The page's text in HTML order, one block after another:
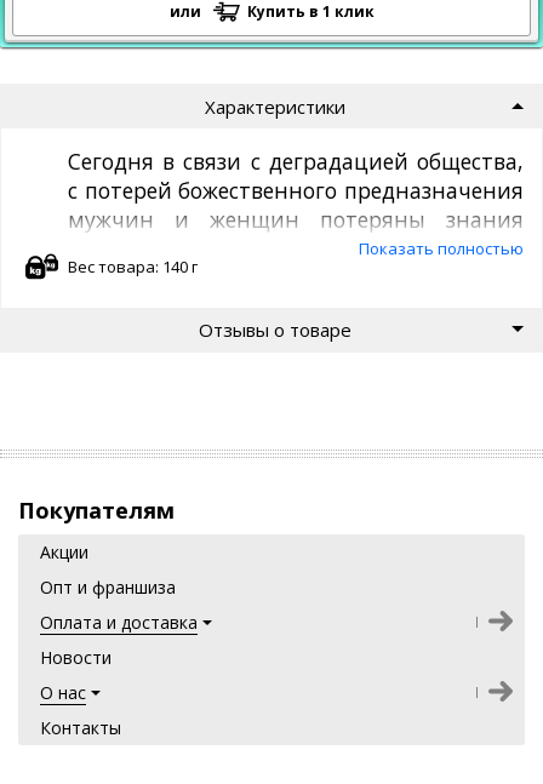
или Купить в 1 клик
Характеристики
Сегодня в связи с деградацией общества,
с потерей божественного предназначения
мужчин и женщин потеряны знания
сотворения и рождения человека, то есть
ребёнка.
Ребёнок может родиться и развиться
божественное, являет собой только одно –
например, созерцающей, то есть не
принадлежащей ни к творящей, ни к
разрушающей, не существует. Поэтому
мы уделяем огромное внимание
значению семьи.
Людям, которые начинают по-новому
мыслить, чтобы создавать свою жизнь
гармоничной, данная книга может
Показать полностью
Вес товара: 140 г
Отзывы о товаре
Покупателям
Акции
Опт и франшиза
Оплата и доставка
Новости
О нас
Контакты